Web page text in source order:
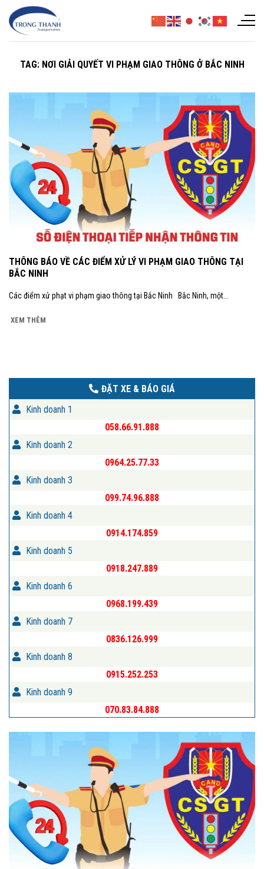
Chuyển
đến
TAG: NƠI GIẢI QUYẾT VI PHẠM GIAO THÔNG Ở BẮC NINH
THÔNG BÁO VỀ CÁC ĐIỂM XỬ LÝ VI PHẠM GIAO THÔNG TẠI
BẮC NINH
Các điểm xử phạt vi phạm giao thông tại Bắc Ninh Bắc Ninh, một...
XEM THÊM
ĐẶT XE & BÁO GIÁ
Kinh doanh 1
058.66.91.888
Kinh doanh 2
0964.25.77.33
Kinh doanh 3
099.74.96.888
Kinh doanh 4
0914.174.859
Kinh doanh 5
0918.247.889
Kinh doanh 6
0968.199.439
Kinh doanh 7
0836.126.999
Kinh doanh 8
0915.252.253
Kinh doanh 9
070.83.84.888